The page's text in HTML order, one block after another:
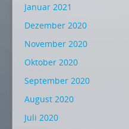
Januar 2021
Dezember 2020
November 2020
Oktober 2020
September 2020
August 2020
Juli 2020